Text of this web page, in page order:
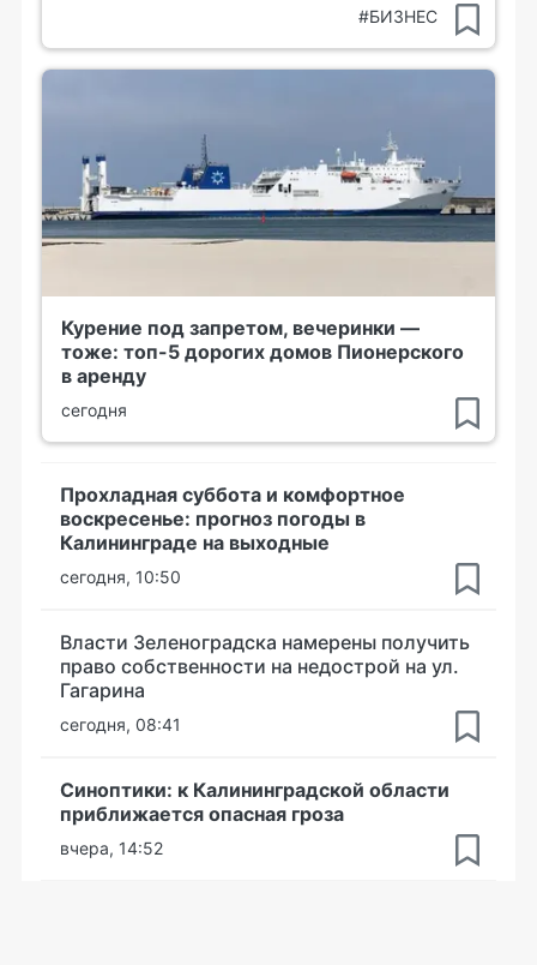
#БИЗНЕС
Курение под запретом, вечеринки —
тоже: топ-5 дорогих домов Пионерского
в аренду
сегодня
Прохладная суббота и комфортное
воскресенье: прогноз погоды в
Калининграде на выходные
сегодня, 10:50
Власти Зеленоградска намерены получить
право собственности на недострой на ул.
Гагарина
сегодня, 08:41
Синоптики: к Калининградской области
приближается опасная гроза
вчера, 14:52